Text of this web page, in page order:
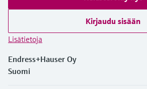
Kirjaudu sisään
Lisätietoja
Endress+Hauser Oy
Suomi